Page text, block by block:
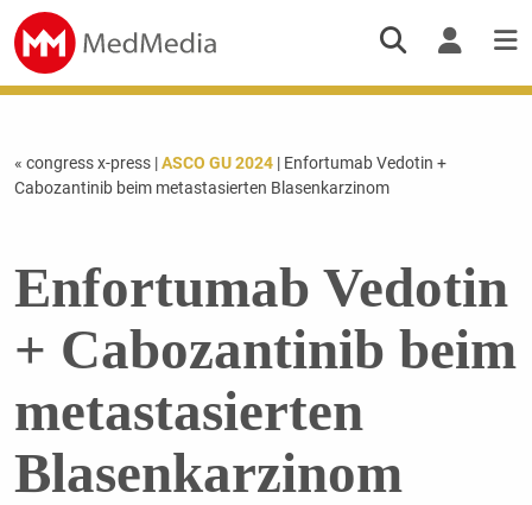
« congress x-press |ASCO GU 2024| Enfortumab Vedotin +
Cabozantinib beim metastasierten Blasenkarzinom
Enfortumab Vedotin
+ Cabozantinib beim
metastasierten
Blasenkarzinom